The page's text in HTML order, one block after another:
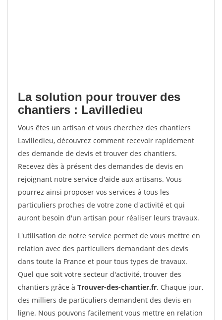
La solution pour trouver des
chantiers : Lavilledieu
Vous êtes un artisan et vous cherchez des chantiers
Lavilledieu, découvrez comment recevoir rapidement
des demande de devis et trouver des chantiers.
Recevez dès à présent des demandes de devis en
rejoignant notre service d'aide aux artisans. Vous
pourrez ainsi proposer vos services à tous les
particuliers proches de votre zone d'activité et qui
auront besoin d'un artisan pour réaliser leurs travaux.
L'utilisation de notre service permet de vous mettre en
relation avec des particuliers demandant des devis
dans toute la France et pour tous types de travaux.
Quel que soit votre secteur d'activité, trouver des
chantiers grâce à Trouver-des-chantier.fr. Chaque jour,
des milliers de particuliers demandent des devis en
ligne. Nous pouvons facilement vous mettre en relation